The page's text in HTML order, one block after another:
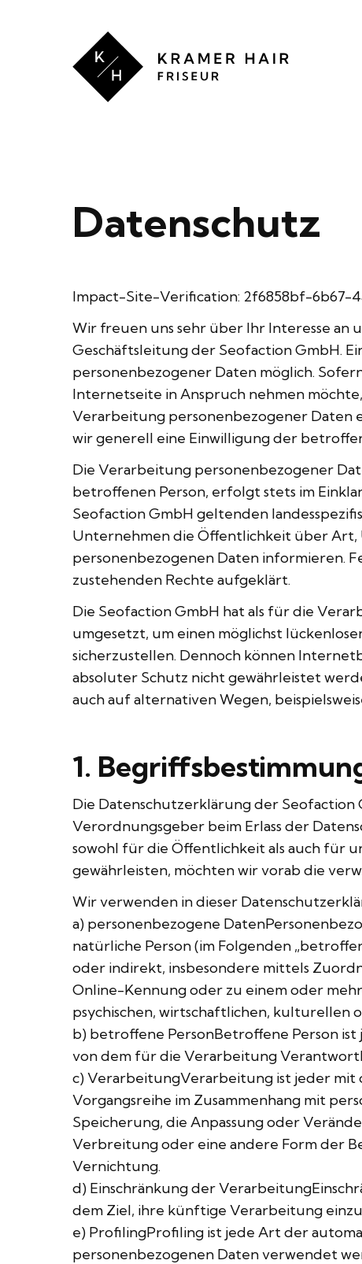
Kramer
Hair
Datenschutz
Impact-Site-Verification: 2f6858bf-6b67-
Wir freuen uns sehr über Ihr Interesse an
Geschäftsleitung der Seofaction GmbH.
personenbezogener Daten möglich.
Internetseite in Anspruch nehmen
Verarbeitung personenbezogener Daten
wir generell eine Einwilligung der
Die Verarbeitung personenbezogener
betroffenen Person, erfolgt stets im
Seofaction GmbH geltenden
Unternehmen die Öffentlichkeit über
personenbezogenen Daten informieren.
zustehenden Rechte aufgeklärt.
Die Seofaction GmbH hat als für die
umgesetzt, um einen möglichst
sicherzustellen. Dennoch können
absoluter Schutz nicht gewährleistet
auch auf alternativen Wegen,
1.
Die Datenschutzerklärung der
Verordnungsgeber beim Erlass der
sowohl für die Öffentlichkeit als auch für
gewährleisten, möchten wir vorab die
Wir verwenden in dieser
a) personenbezogene
natürliche Person (im Folgenden
oder indirekt, insbesondere mittels
Online-Kennung oder zu einem oder
psychischen, wirtschaftlichen, kulturellen
b) betroffene PersonBetroffene Person
von dem für die Verarbeitung
c) VerarbeitungVerarbeitung ist jeder
Vorgangsreihe im Zusammenhang mit
Speicherung, die Anpassung oder
Verbreitung oder eine andere Form der
Vernichtung.
d) Einschränkung der
dem Ziel, ihre künftige Verarbeitung
e) ProfilingProfiling ist jede Art der
personenbezogenen Daten verwendet